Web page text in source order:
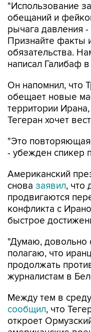
"Использование
обещаний и
рычага давления -
Признайте факты
обязательства.
написал Галибаф
Он напомнил, что
обещает новые
территории
Тегеран хочет
"Это
- убежден спикер
Американский
снова заявил, что
продвигаются
конфликта с
быстрое
"Думаю, довольно
полагаю, что
продолжать
журналистам в
Между тем в
сообщил, что
откроет